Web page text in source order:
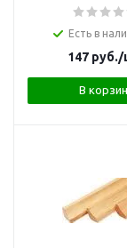
Есть в
147руб./
В